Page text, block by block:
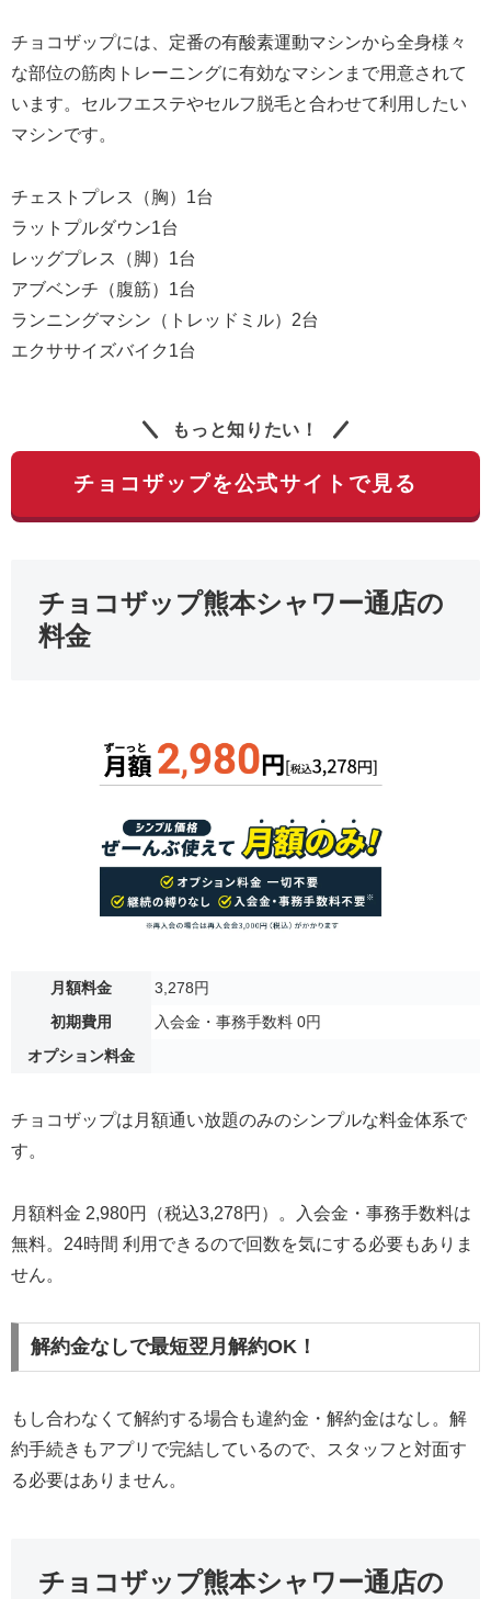
チョコザップには、定番の有酸素運動マシンから全身様々
な部位の筋肉トレーニングに有効なマシンまで用意されて
います。セルフエステやセルフ脱毛と合わせて利用したい
マシンです。
チェストプレス（胸）1台
ラットプルダウン1台
レッグプレス（脚）1台
アブベンチ（腹筋）1台
ランニングマシン（トレッドミル）2台
エクササイズバイク1台
もっと知りたい！
チョコザップを公式サイトで見る
チョコザップ熊本シャワー通店の
料金
月額料金
3,278円
初期費用
入会金・事務手数料 0円
オプション料金
チョコザップは月額通い放題のみのシンプルな料金体系で
す。
月額料金 2,980円（税込3,278円）。入会金・事務手数料は
無料。24時間 利用できるので回数を気にする必要もありま
せん。
解約金なしで最短翌月解約OK！
もし合わなくて解約する場合も違約金・解約金はなし。解
約手続きもアプリで完結しているので、スタッフと対面す
る必要はありません。
チョコザップ熊本シャワー通店の